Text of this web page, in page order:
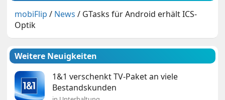
mobiFlip / News / GTasks für Android erhält ICS-
Optik
Weitere Neuigkeiten
1&1 verschenkt TV-Paket an viele
Bestandskunden